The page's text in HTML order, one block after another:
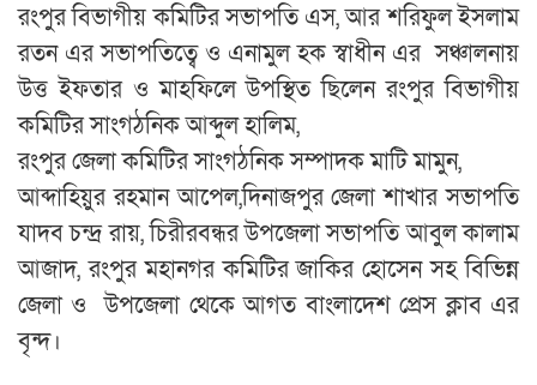
রংপুর বিভাগীয় কমিটির সভাপতি এস, আর শরিফুল ইসলাম
রতন এর সভাপতিত্বে ও এনামুল হক স্বাধীন এর সঞ্চালনায়
উত্ত ইফতার ও মাহফিলে উপস্থিত ছিলেন রংপুর বিভাগীয়
কমিটির সাংগঠনিক আব্দুল হালিম,
রংপুর জেলা কমিটির সাংগঠনিক সম্পাদক মাটি মামুন,
আব্দাহিয়ুর রহমান আপেল,দিনাজপুর জেলা শাখার সভাপতি
যাদব চন্দ্ৰ রায়, চিরীরবন্ধর উপজেলা সভাপতি আবুল কালাম
আজাদ, রংপুর মহানগর কমিটির জাকির হোসেন সহ বিভিন্ন
জেলা ও উপজেলা থেকে আগত বাংলাদেশ প্রেস ক্লাব এর
বৃন্দ।